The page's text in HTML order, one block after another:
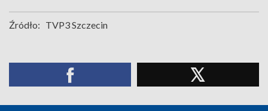
Źródło: TVP3 Szczecin